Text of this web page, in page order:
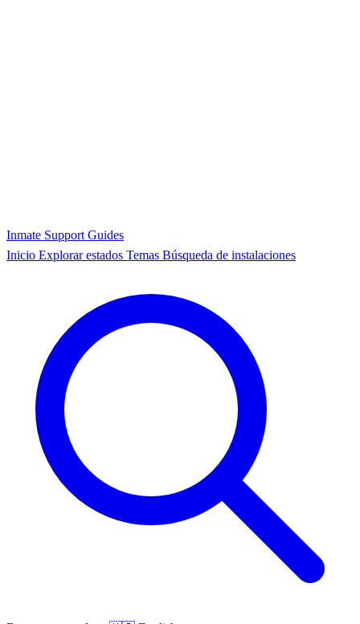
Inmate Support Guides
Inicio Explorar estados Temas Búsqueda de instalaciones